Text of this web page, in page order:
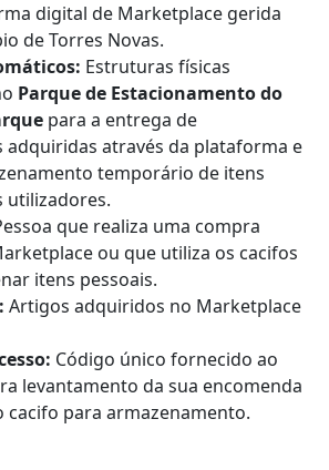
digital de Marketplace gerida
de Torres Novas.
Estruturas físicas
Parque de Estacionamento do
para a entrega de
adquiridas através da plataforma e
temporário de itens
utilizadores.
que realiza uma compra
ou que utiliza os cacifos
itens pessoais.
Artigos adquiridos no Marketplace
Código único fornecido ao
levantamento da sua encomenda
cacifo para armazenamento.